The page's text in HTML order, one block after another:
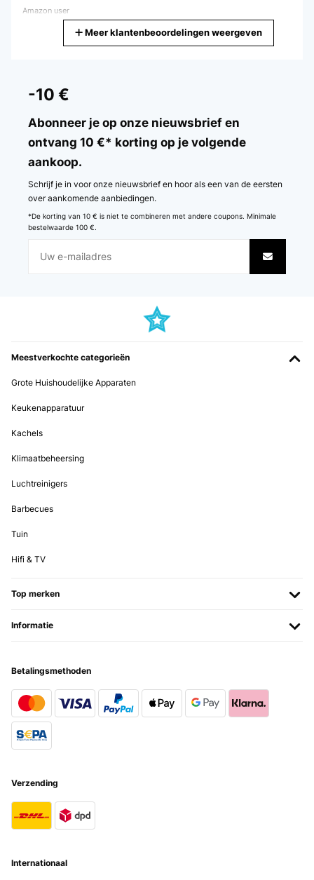
Amazon user
Lieferung. Empfehlenswert!
Amazon-Benutzer
Vertaal
09/01/2025
Sehr hübsches Edelstahl Spühlbecken tolle Farbe und Größe ich
Meer klantenbeoordelingen weergeven
-10 €
Abonneer je op onze nieuwsbrief en
ontvang 10 €* korting op je volgende
aankoop.
Schrijf je in voor onze nieuwsbrief en hoor als een van de eersten
over aankomende aanbiedingen.
*De korting van 10 € is niet te combineren met andere coupons. Minimale
bestelwaarde 100 €.
Meestverkochte categorieën
Grote Huishoudelijke Apparaten
Keukenapparatuur
Kachels
Klimaatbeheersing
Luchtreinigers
Barbecues
Tuin
Hifi & TV
Top merken
Informatie
Betalingsmethoden
Verzending
Internationaal